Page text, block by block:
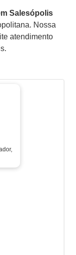
Salesópolis
Nossa
atendimento